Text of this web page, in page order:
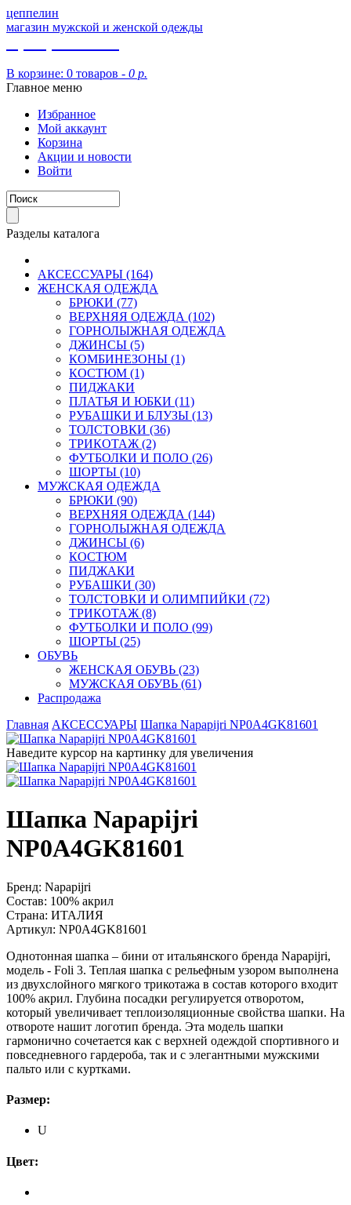
цеппелин
магазин мужской и женской одежды
В корзине: 0 товаров - 0 р.
Главное меню
Избранное
Мой аккаунт
Корзина
Акции и новости
Войти
Разделы каталога
АКСЕССУАРЫ (164)
ЖЕНСКАЯ ОДЕЖДА
БРЮКИ (77)
ВЕРХНЯЯ ОДЕЖДА (102)
ГОРНОЛЫЖНАЯ ОДЕЖДА
ДЖИНСЫ (5)
КОМБИНЕЗОНЫ (1)
КОСТЮМ (1)
ПИДЖАКИ
ПЛАТЬЯ И ЮБКИ (11)
РУБАШКИ И БЛУЗЫ (13)
ТОЛСТОВКИ (36)
ТРИКОТАЖ (2)
ФУТБОЛКИ И ПОЛО (26)
ШОРТЫ (10)
МУЖСКАЯ ОДЕЖДА
БРЮКИ (90)
ВЕРХНЯЯ ОДЕЖДА (144)
ГОРНОЛЫЖНАЯ ОДЕЖДА
ДЖИНСЫ (6)
КОСТЮМ
ПИДЖАКИ
РУБАШКИ (30)
ТОЛСТОВКИ И ОЛИМПИЙКИ (72)
ТРИКОТАЖ (8)
ФУТБОЛКИ И ПОЛО (99)
ШОРТЫ (25)
ОБУВЬ
ЖЕНСКАЯ ОБУВЬ (23)
МУЖСКАЯ ОБУВЬ (61)
Распродажа
Главная АКСЕССУАРЫ Шапка Napapijri NP0A4GK81601
Наведите курсор на картинку для увеличения
Шапка Napapijri
NP0A4GK81601
Бренд: Napapijri
Состав: 100% акрил
Страна: ИТАЛИЯ
Артикул: NP0A4GK81601
Однотонная шапка – бини от итальянского бренда Napapijri,
модель - Foli 3. Теплая шапка с рельефным узором выполнена
из двухслойного мягкого трикотажа в состав которого входит
100% акрил. Глубина посадки регулируется отворотом,
который увеличивает теплоизоляционные свойства шапки. На
отвороте нашит логотип бренда. Эта модель шапки
гармонично сочетается как с верхней одеждой спортивного и
повседневного гардероба, так и с элегантными мужскими
пальто или с куртками.
Размер:
U
Цвет: